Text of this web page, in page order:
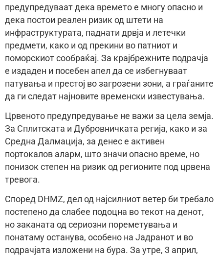
предупредуваат дека времето е многу опасно и
дека постои реален ризик од штети на
инфраструктурата, паднати дрвја и летечки
предмети, како и од прекини во патниот и
поморскиот сообраќај. За крајбрежните подрачја
е издаден и посебен апел да се избегнуваат
патувања и престој во загрозени зони, а граѓаните
да ги следат најновите временски известувања.
Црвеното предупредување не важи за цела земја.
За Сплитската и Дубровничката регија, како и за
Средна Далмација, за денес е активен
портокалов аларм, што значи опасно време, но
понизок степен на ризик од регионите под црвена
тревога.
Според DHMZ, дел од најсилниот ветер би требало
постепено да слабее подоцна во текот на денот,
но заканата од сериозни пореметувања и
понатаму останува, особено на Јадранот и во
подрачјата изложени на бура. За утре, 3 април,